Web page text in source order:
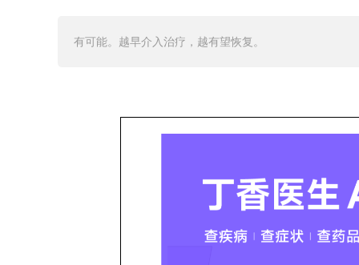
有可能。越早介入治疗，越有望恢复。